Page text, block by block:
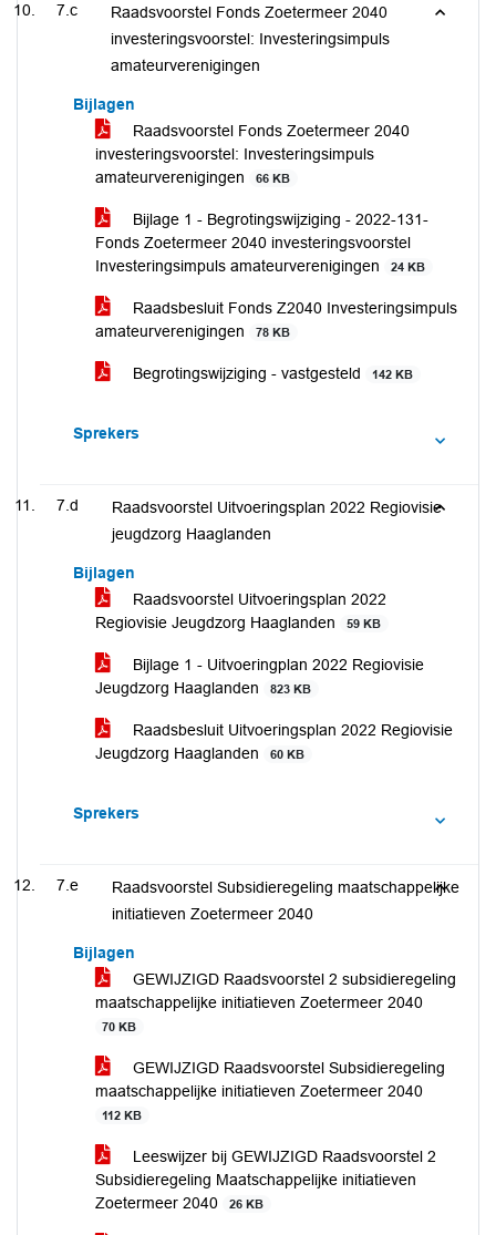
7.c
Raadsvoorstel Fonds Zoetermeer 2040
investeringsvoorstel: Investeringsimpuls
amateurverenigingen
Bijlagen
Raadsvoorstel Fonds Zoetermeer 2040
investeringsvoorstel: Investeringsimpuls
amateurverenigingen
66 KB
Bijlage 1 - Begrotingswijziging - 2022-131-
Fonds Zoetermeer 2040 investeringsvoorstel
Investeringsimpuls amateurverenigingen
24 KB
Raadsbesluit Fonds Z2040 Investeringsimpuls
amateurverenigingen
78 KB
Begrotingswijziging - vastgesteld 142 KB
Sprekers
7.d
Raadsvoorstel Uitvoeringsplan 2022 Regiovisie
jeugdzorg Haaglanden
Bijlagen
Raadsvoorstel Uitvoeringsplan 2022
Regiovisie Jeugdzorg Haaglanden
59 KB
Bijlage 1 - Uitvoeringplan 2022 Regiovisie
Jeugdzorg Haaglanden
823 KB
Raadsbesluit Uitvoeringsplan 2022 Regiovisie
Jeugdzorg Haaglanden
60 KB
Sprekers
7.e
Raadsvoorstel Subsidieregeling maatschappelijke
initiatieven Zoetermeer 2040
Bijlagen
GEWIJZIGD Raadsvoorstel 2 subsidieregeling
maatschappelijke initiatieven Zoetermeer 2040
70 KB
GEWIJZIGD Raadsvoorstel Subsidieregeling
maatschappelijke initiatieven Zoetermeer 2040
112 KB
Leeswijzer bij GEWIJZIGD Raadsvoorstel 2
Subsidieregeling Maatschappelijke initiatieven
Zoetermeer 2040
26 KB